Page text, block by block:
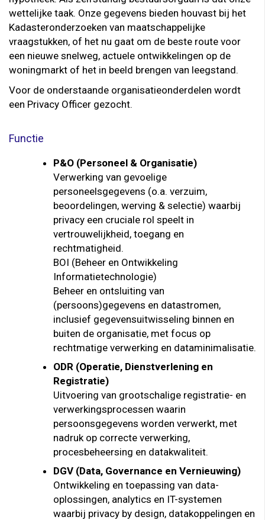
wettelijke taak. Onze gegevens bieden houvast bij het
Kadasteronderzoeken van maatschappelijke
vraagstukken, of het nu gaat om de beste route voor
een nieuwe snelweg, actuele ontwikkelingen op de
woningmarkt of het in beeld brengen van leegstand.
Voor de onderstaande organisatieonderdelen wordt
een Privacy Officer gezocht.
Functie
P&O (Personeel & Organisatie)
Verwerking van gevoelige
personeelsgegevens (o.a. verzuim,
beoordelingen, werving & selectie) waarbij
privacy een cruciale rol speelt in
vertrouwelijkheid, toegang en
rechtmatigheid.
BOI (Beheer en Ontwikkeling
Informatietechnologie)
Beheer en ontsluiting van
(persoons)gegevens en datastromen,
inclusief gegevensuitwisseling binnen en
buiten de organisatie, met focus op
rechtmatige verwerking en dataminimalisatie.
ODR (Operatie, Dienstverlening en
Registratie)
Uitvoering van grootschalige registratie- en
verwerkingsprocessen waarin
persoonsgegevens worden verwerkt, met
nadruk op correcte verwerking,
procesbeheersing en datakwaliteit.
DGV (Data, Governance en Vernieuwing)
Ontwikkeling en toepassing van data-
oplossingen, analytics en IT-systemen
waarbij privacy by design, datakoppelingen en